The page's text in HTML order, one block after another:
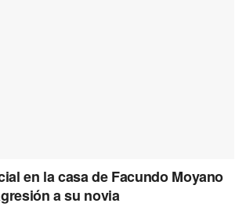
en la casa de Facundo Moyano
a su novia